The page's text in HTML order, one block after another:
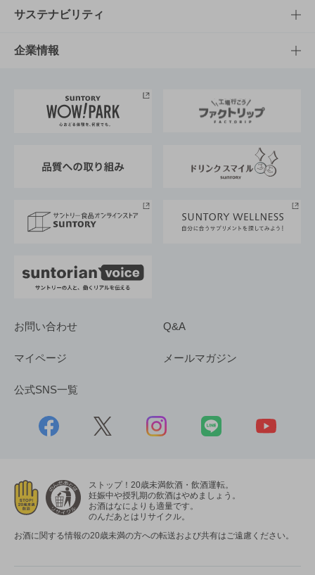
商品発売情報
栄養成分一覧
キャンペーン
工場見学
地域情報
文化・スポーツTOP
サントリーホール
サントリーサンバーズ大阪
サステナビリティ
サステナビリティTOP
サントリーが考えるサステナビリティ経営
企業情報
企業概要
採用情報
お問い合わせ Q&A
マイページ メールマガジン
公式SNS一覧
ストップ！20歳未満飲酒・飲酒運転。
妊娠中や授乳期の飲酒はやめましょう。
お酒はなによりも適量です。
のんだあとはリサイクル。
お酒に関する情報の20歳未満の方への転送および共有はご遠慮ください。